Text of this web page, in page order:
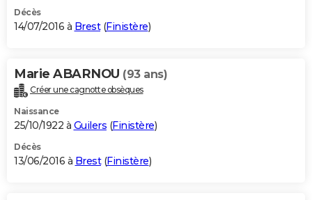
Décès
14/07/2016 à Brest(Finistère)
Marie ABARNOU (93 ans)
Créer une cagnotte obsèques
Naissance
25/10/1922 à Guilers (Finistère)
Décès
13/06/2016 à Brest(Finistère)